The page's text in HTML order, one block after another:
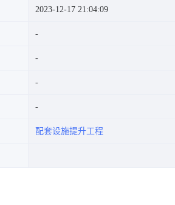
2023-12-17 21:04:09
配套设施提升工程